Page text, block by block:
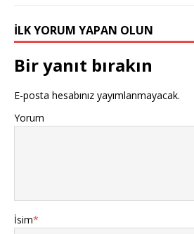
İLK YORUM YAPAN OLUN
Bir yanıt bırakın
E-posta hesabınız yayımlanmayacak.
Yorum
İsim*